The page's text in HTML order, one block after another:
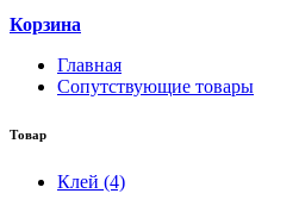
Корзина
Главная
Сопутствующие товары
Товар
Клей (4)